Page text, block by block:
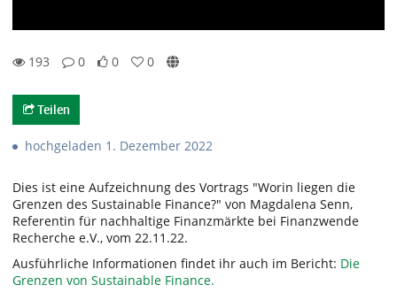
193
0
0
0
Teilen
hochgeladen 1. Dezember 2022
Dies ist eine Aufzeichnung des Vortrags "Worin liegen die
Grenzen des Sustainable Finance?" von Magdalena Senn,
Referentin für nachhaltige Finanzmärkte bei Finanzwende
Recherche e.V., vom 22.11.22.
Ausführliche Informationen findet ihr auch im Bericht: Die
Grenzen von Sustainable Finance.